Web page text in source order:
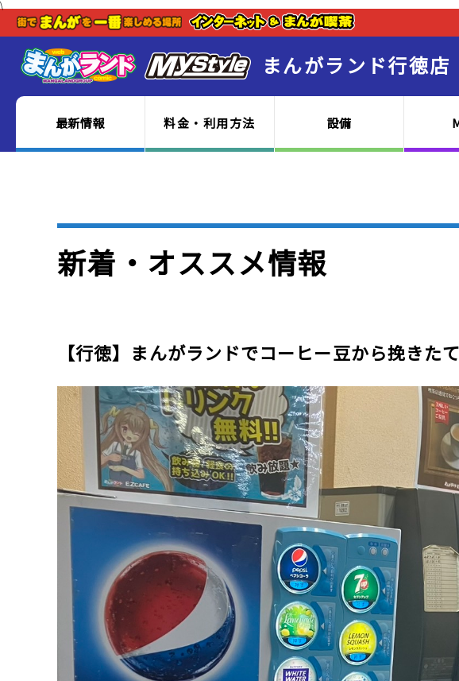
\
まんがランド行徳店
最新情報 料金・利用方法 設備
新着・オススメ情報
【行徳】まんがランドでコーヒー豆から挽きた